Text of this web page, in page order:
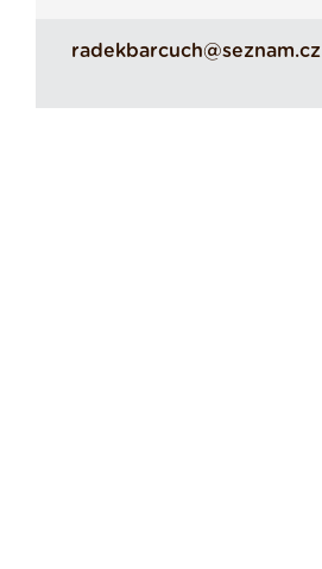
radekbarcuch@seznam.cz